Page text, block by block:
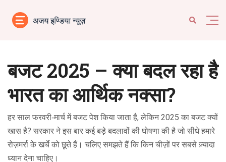
बजट 2025 – क्या बदल रहा है
भारत का आर्थिक नक्सा?
हर साल फरवरी‑मार्च में बजट पेश किया जाता है, लेकिन 2025 का बजट क्यों
खास है? सरकार ने इस बार कई बड़े बदलावों की घोषणा की है जो सीधे हमारे
रोज़मर्रा के खर्चे को छूते हैं। चलिए समझते हैं कि किन चीज़ों पर सबसे ज़्यादा
ध्यान देना चाहिए।